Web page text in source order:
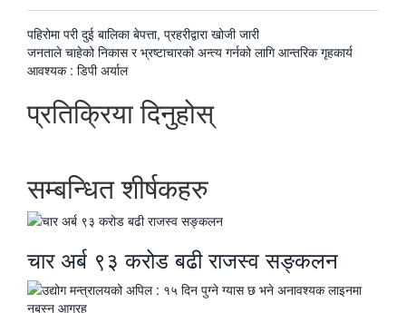
पछिल्लाे
-
पहिरोमा परी दुई बालिका बेपत्ता, प्रहरीद्वारा खोजी जारी
अघिल्लाे
-
जनताले चाहेको निकास र भ्रष्टाचारको अन्त्य गर्नको लागि आन्तरिक गृहकार्य
आवश्यक : डिपी अर्याल
प्रतिक्रिया दिनुहोस्
सम्बन्धित शीर्षकहरु
चार अर्ब ९३ करोड बढी राजस्व सङ्कलन